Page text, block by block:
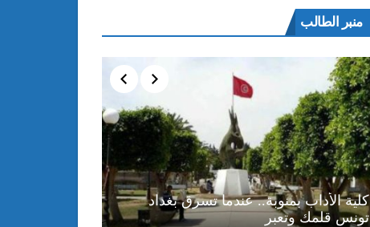
منبر الطالب
كلية الأداب بمنوبة.. عندما تسرق بغداد
تونس قلمك وتعبر